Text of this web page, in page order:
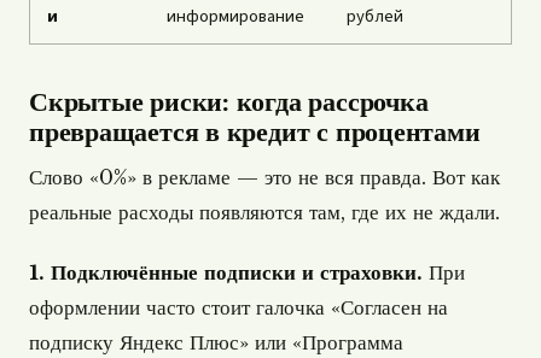
и
информирование
рублей
Скрытые риски: когда рассрочка
превращается в кредит с процентами
Слово «0%» в рекламе — это не вся правда. Вот как
реальные расходы появляются там, где их не ждали.
1. Подключённые подписки и страховки. При
оформлении часто стоит галочка «Согласен на
подписку Яндекс Плюс» или «Программа